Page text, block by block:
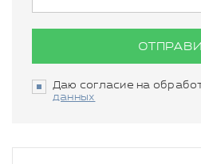
Даю согласие на
данных